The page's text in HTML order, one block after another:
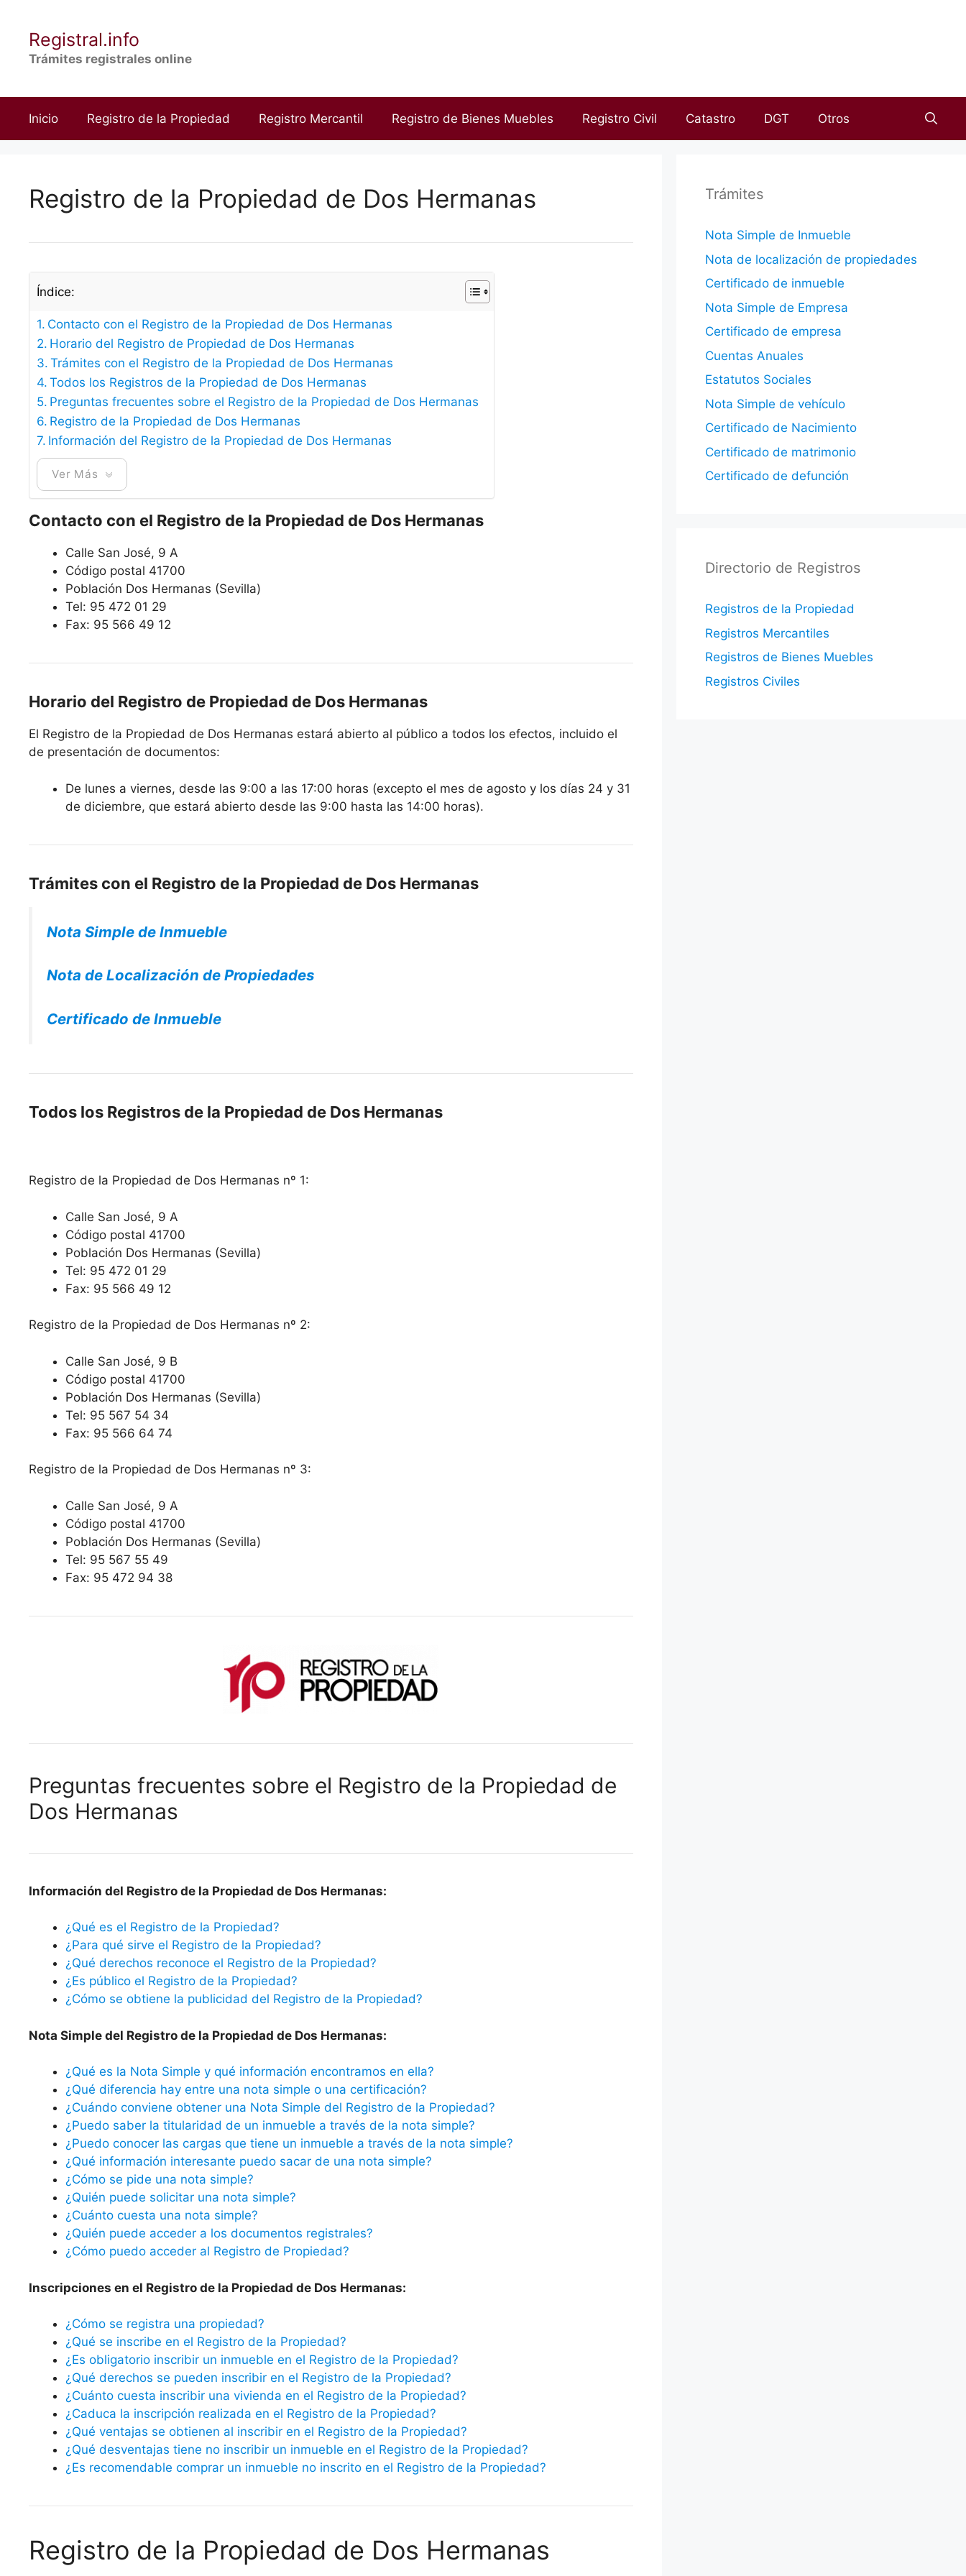
contenidoRegistral.info
Trámites registrales online
Inicio Registro de la Propiedad Registro Mercantil Registro de Bienes Muebles Registro Civil Catastro DGT Otros
Registro de la Propiedad de Dos Hermanas
Índice:
Contacto con el Registro de la Propiedad de Dos Hermanas
Horario del Registro de Propiedad de Dos Hermanas
Trámites con el Registro de la Propiedad de Dos Hermanas
Todos los Registros de la Propiedad de Dos Hermanas
Preguntas frecuentes sobre el Registro de la Propiedad de Dos Hermanas
Registro de la Propiedad de Dos Hermanas
Información del Registro de la Propiedad de Dos Hermanas
Ver Más
Contacto con el Registro de la Propiedad de Dos Hermanas
Calle San José, 9 A
Código postal 41700
Población Dos Hermanas (Sevilla)
Tel: 95 472 01 29
Fax: 95 566 49 12
Horario del Registro de Propiedad de Dos Hermanas
El Registro de la Propiedad de Dos Hermanas estará abierto al público a todos los efectos, incluido el
de presentación de documentos:
De lunes a viernes, desde las 9:00 a las 17:00 horas (excepto el mes de agosto y los días 24 y 31
de diciembre, que estará abierto desde las 9:00 hasta las 14:00 horas).
Trámites con el Registro de la Propiedad de Dos Hermanas
Nota Simple de Inmueble
Nota de Localización de Propiedades
Certificado de Inmueble
Todos los Registros de la Propiedad de Dos Hermanas
Registro de la Propiedad de Dos Hermanas nº 1:
Calle San José, 9 A
Código postal 41700
Población Dos Hermanas (Sevilla)
Tel: 95 472 01 29
Fax: 95 566 49 12
Registro de la Propiedad de Dos Hermanas nº 2:
Calle San José, 9 B
Código postal 41700
Población Dos Hermanas (Sevilla)
Tel: 95 567 54 34
Fax: 95 566 64 74
Registro de la Propiedad de Dos Hermanas nº 3:
Calle San José, 9 A
Código postal 41700
Población Dos Hermanas (Sevilla)
Tel: 95 567 55 49
Fax: 95 472 94 38
Preguntas frecuentes sobre el Registro de la Propiedad de
Dos Hermanas
Información del Registro de la Propiedad de Dos Hermanas:
¿Qué es el Registro de la Propiedad?
¿Para qué sirve el Registro de la Propiedad?
¿Qué derechos reconoce el Registro de la Propiedad?
¿Es público el Registro de la Propiedad?
¿Cómo se obtiene la publicidad del Registro de la Propiedad?
Nota Simple del Registro de la Propiedad de Dos Hermanas:
¿Qué es la Nota Simple y qué información encontramos en ella?
¿Qué diferencia hay entre una nota simple o una certificación?
¿Cuándo conviene obtener una Nota Simple del Registro de la Propiedad?
¿Puedo saber la titularidad de un inmueble a través de la nota simple?
¿Puedo conocer las cargas que tiene un inmueble a través de la nota simple?
¿Qué información interesante puedo sacar de una nota simple?
¿Cómo se pide una nota simple?
¿Quién puede solicitar una nota simple?
¿Cuánto cuesta una nota simple?
¿Quién puede acceder a los documentos registrales?
¿Cómo puedo acceder al Registro de Propiedad?
Inscripciones en el Registro de la Propiedad de Dos Hermanas:
¿Cómo se registra una propiedad?
¿Qué se inscribe en el Registro de la Propiedad?
¿Es obligatorio inscribir un inmueble en el Registro de la Propiedad?
¿Qué derechos se pueden inscribir en el Registro de la Propiedad?
¿Cuánto cuesta inscribir una vivienda en el Registro de la Propiedad?
¿Caduca la inscripción realizada en el Registro de la Propiedad?
¿Qué ventajas se obtienen al inscribir en el Registro de la Propiedad?
¿Qué desventajas tiene no inscribir un inmueble en el Registro de la Propiedad?
¿Es recomendable comprar un inmueble no inscrito en el Registro de la Propiedad?
Registro de la Propiedad de Dos Hermanas
Trámites
Nota Simple de Inmueble
Nota de localización de propiedades
Certificado de inmueble
Nota Simple de Empresa
Certificado de empresa
Cuentas Anuales
Estatutos Sociales
Nota Simple de vehículo
Certificado de Nacimiento
Certificado de matrimonio
Certificado de defunción
Directorio de Registros
Registros de la Propiedad
Registros Mercantiles
Registros de Bienes Muebles
Registros Civiles